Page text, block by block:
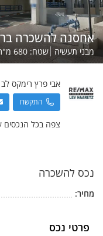
אחסנה להשכרה
מבני תעשיה שטח: 680
אבי פרץ רימקס
התקשרו
צפה בכל הנכסים
נכס להשכרה
מחיר:
פרטי נכס